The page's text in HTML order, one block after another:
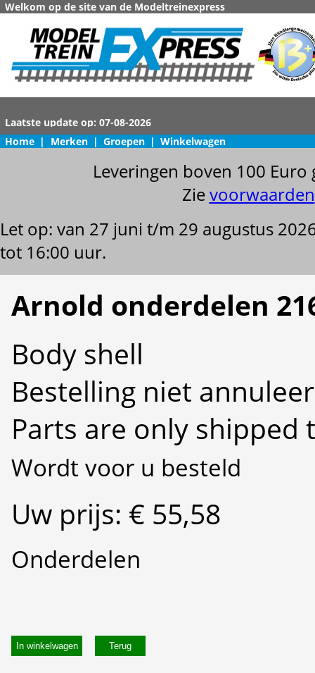
Welkom op de site van de Modeltreinexpress
Home | Merken | Groepen | Winkelwagen
Leveringen boven 100
Zievoorwaarden
Let op: van 27 juni t/m 29 augustus
tot 16:00 uur.
Arnold onderdelen
Body shell
Bestelling niet
Parts are only shipped
Wordt voor u besteld
Uw prijs: € 55,58
Onderdelen
In winkelwagen